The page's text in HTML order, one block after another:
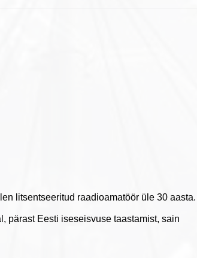
litsentseeritud raadioamatöör üle 30 aasta.
pärast Eesti iseseisvuse taastamist, sain